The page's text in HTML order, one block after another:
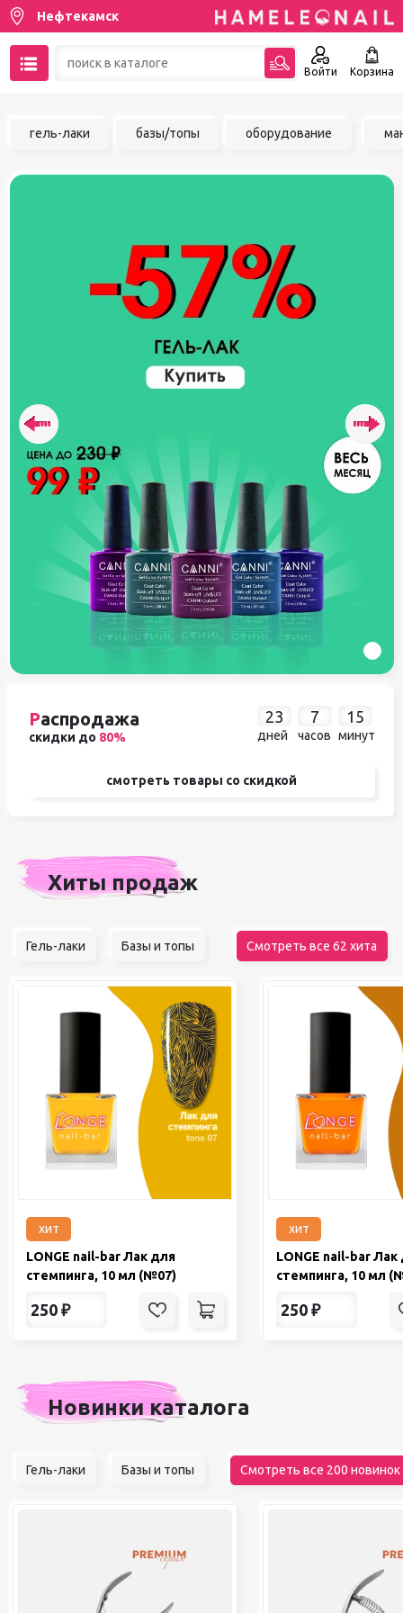
Нефтекамск
Войти Корзина
гель-лаки базы/топы оборудование
Распродажа
скидки до 80%
23
дней
7
часов
15
минут
смотреть товары со скидкой
Хиты продаж
Гель-лаки Базы и топы Смотреть все 62 хита
хит
LONGE nail-bar Лак для
стемпинга, 10 мл (№07)
250 ₽
хит
LONGE nail-bar Лак
стемпинга, 10 мл
250 ₽
Новинки каталога
Гель-лаки Базы и топы Смотреть все 200 новинок